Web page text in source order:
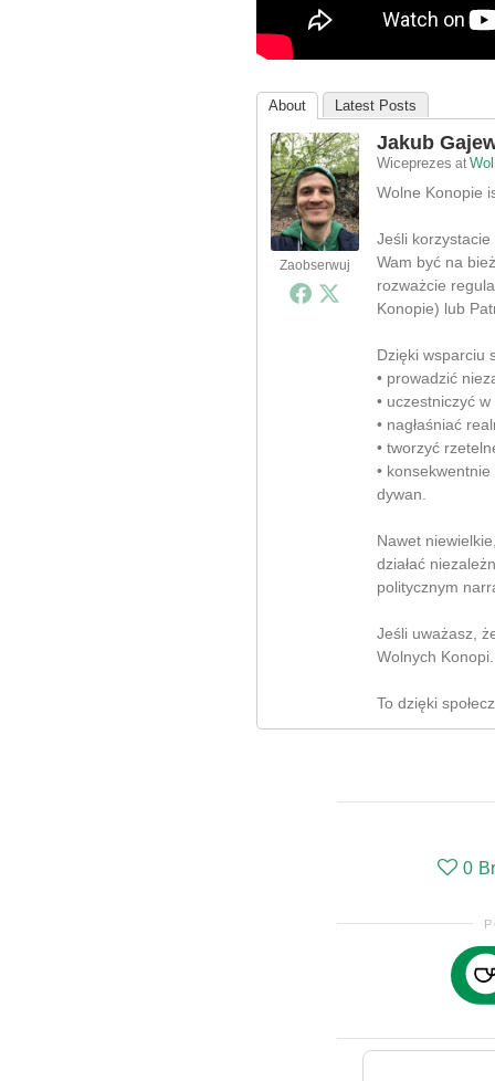
About Latest Posts
Zaobserwuj
Jakub
Wiceprezes at
Wolne Konopie
Jeśli korzystacie
Wam być na
rozważcie
Konopie) lub
Dzięki wsparciu
• prowadzić
• uczestniczyć
• nagłaśniać
• tworzyć
•
dywan.
Nawet
działać
politycznym
Jeśli uważasz,
Wolnych Konopi.
To dzięki
0